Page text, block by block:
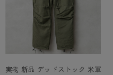
実物 新品 デッドストック 米軍